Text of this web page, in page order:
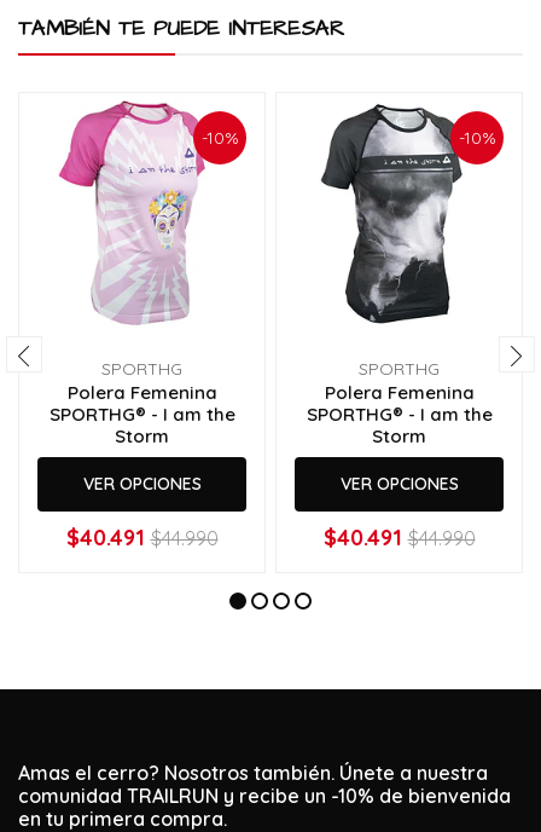
TAMBIÉN TE PUEDE INTERESAR
-10%
SPORTHG
Polera Femenina
SPORTHG® - I am the
Storm
VER OPCIONES
$40.491 $44.990
-10%
SPORTHG
Polera Femenina
SPORTHG® - I am the
Storm
VER OPCIONES
$40.491 $44.990
Amas el cerro? Nosotros también. Únete a nuestra
comunidad TRAILRUN y recibe un -10% de bienvenida
en tu primera compra.